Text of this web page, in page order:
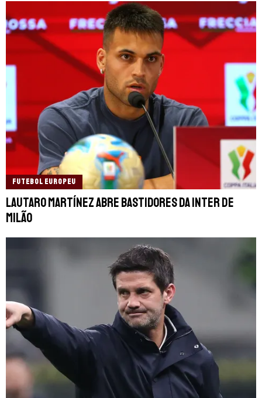
FUTEBOL EUROPEU
Lautaro Martínez abre bastidores da Inter de
Milão